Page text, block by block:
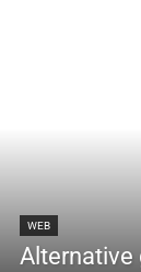
WEB
Alternative